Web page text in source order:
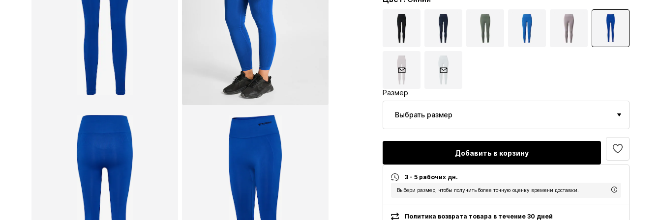
Размер
Выбрать размер
Добавить в корзину
3 - 5 рабочих дн.
Выбери размер, чтобы получить более точную оценку времени доставки.
Политика возврата товара в течение 30 дней